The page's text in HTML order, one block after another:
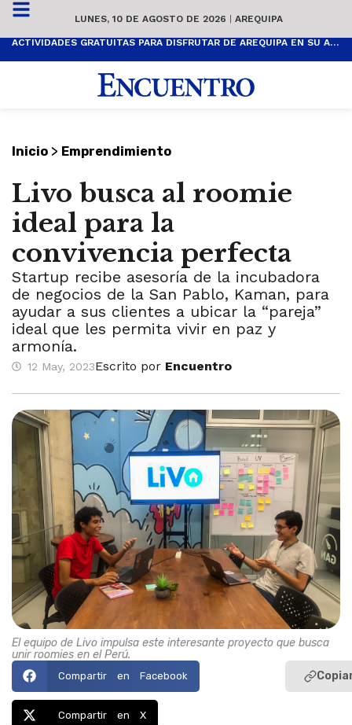
LUNES, 10 DE AGOSTO DE 2026 | AREQUIPA
ACTIVIDADES GRATUITAS PARA DISFRUTAR DE AREQUIPA EN SU ANIVERSARIO
Inicio > Emprendimiento
Livo busca al roomie
ideal para la
convivencia perfecta
Startup recibe asesoría de la incubadora
de negocios de la San Pablo, Kaman, para
ayudar a sus clientes a ubicar la “pareja”
ideal que les permita vivir en paz y
armonía.
12 May, 2023Escrito por Encuentro
El equipo de Livo impulsa este interesante proyecto que busca
unir roomies en el Perú.
Compartir en Facebook
Compartir en X